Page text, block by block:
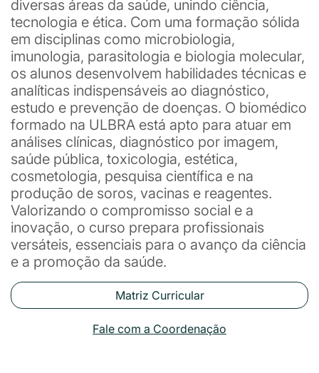
diversas áreas da saúde, unindo ciência,
tecnologia e ética. Com uma formação sólida
em disciplinas como microbiologia,
imunologia, parasitologia e biologia molecular,
os alunos desenvolvem habilidades técnicas e
analíticas indispensáveis ao diagnóstico,
estudo e prevenção de doenças. O biomédico
formado na ULBRA está apto para atuar em
análises clínicas, diagnóstico por imagem,
saúde pública, toxicologia, estética,
cosmetologia, pesquisa científica e na
produção de soros, vacinas e reagentes.
Valorizando o compromisso social e a
inovação, o curso prepara profissionais
versáteis, essenciais para o avanço da ciência
e a promoção da saúde.
Matriz Curricular
Fale com a Coordenação